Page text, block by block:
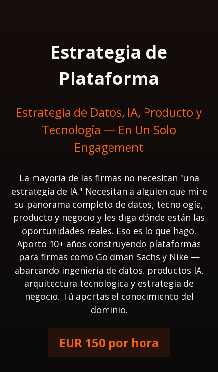
Estrategia de
Plataforma
Estrategia de Datos, IA, Producto y
Tecnología — En Un Solo
Engagement
La mayoría de las firmas no necesitan "una
estrategia de IA." Necesitan a alguien que mire
su panorama completo de datos, tecnología,
producto y negocio y les diga dónde están las
oportunidades reales. Eso es lo que hago.
Aporto 10+ años construyendo plataformas
para firmas como Goldman Sachs y Nike —
abarcando ingeniería de datos, productos IA,
arquitectura tecnológica y estrategia de
negocio. Tú aportas el conocimiento del
dominio.
EUR 150 por hora